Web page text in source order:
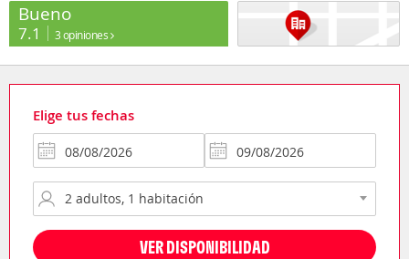
Bueno
7.1 3 opiniones
Elige tus fechas
VER DISPONIBILIDAD